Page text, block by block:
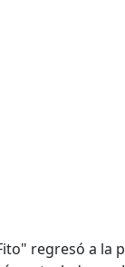
regresó a la